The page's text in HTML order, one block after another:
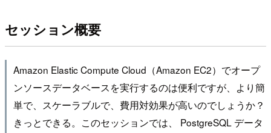
セッション概要
Amazon Elastic Compute Cloud（Amazon EC2）でオープ
ンソースデータベースを実行するのは便利ですが、より簡
単で、スケーラブルで、費用対効果が高いのでしょうか？
きっとできる。このセッションでは、 PostgreSQL データ